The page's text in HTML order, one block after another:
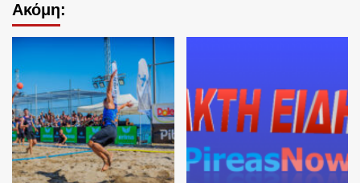
Ακόμη: